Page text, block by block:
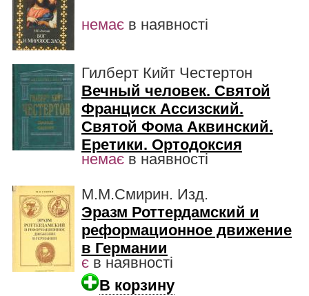
немає в наявності
Гилберт Кийт Честертон
Вечный человек. Святой
Франциск Ассизский.
Святой Фома Аквинский.
Еретики. Ортодоксия
немає в наявності
М.М.Смирин. Изд.
Эразм Роттердамский и
реформационное движение
в Германии
є в наявності
В корзину